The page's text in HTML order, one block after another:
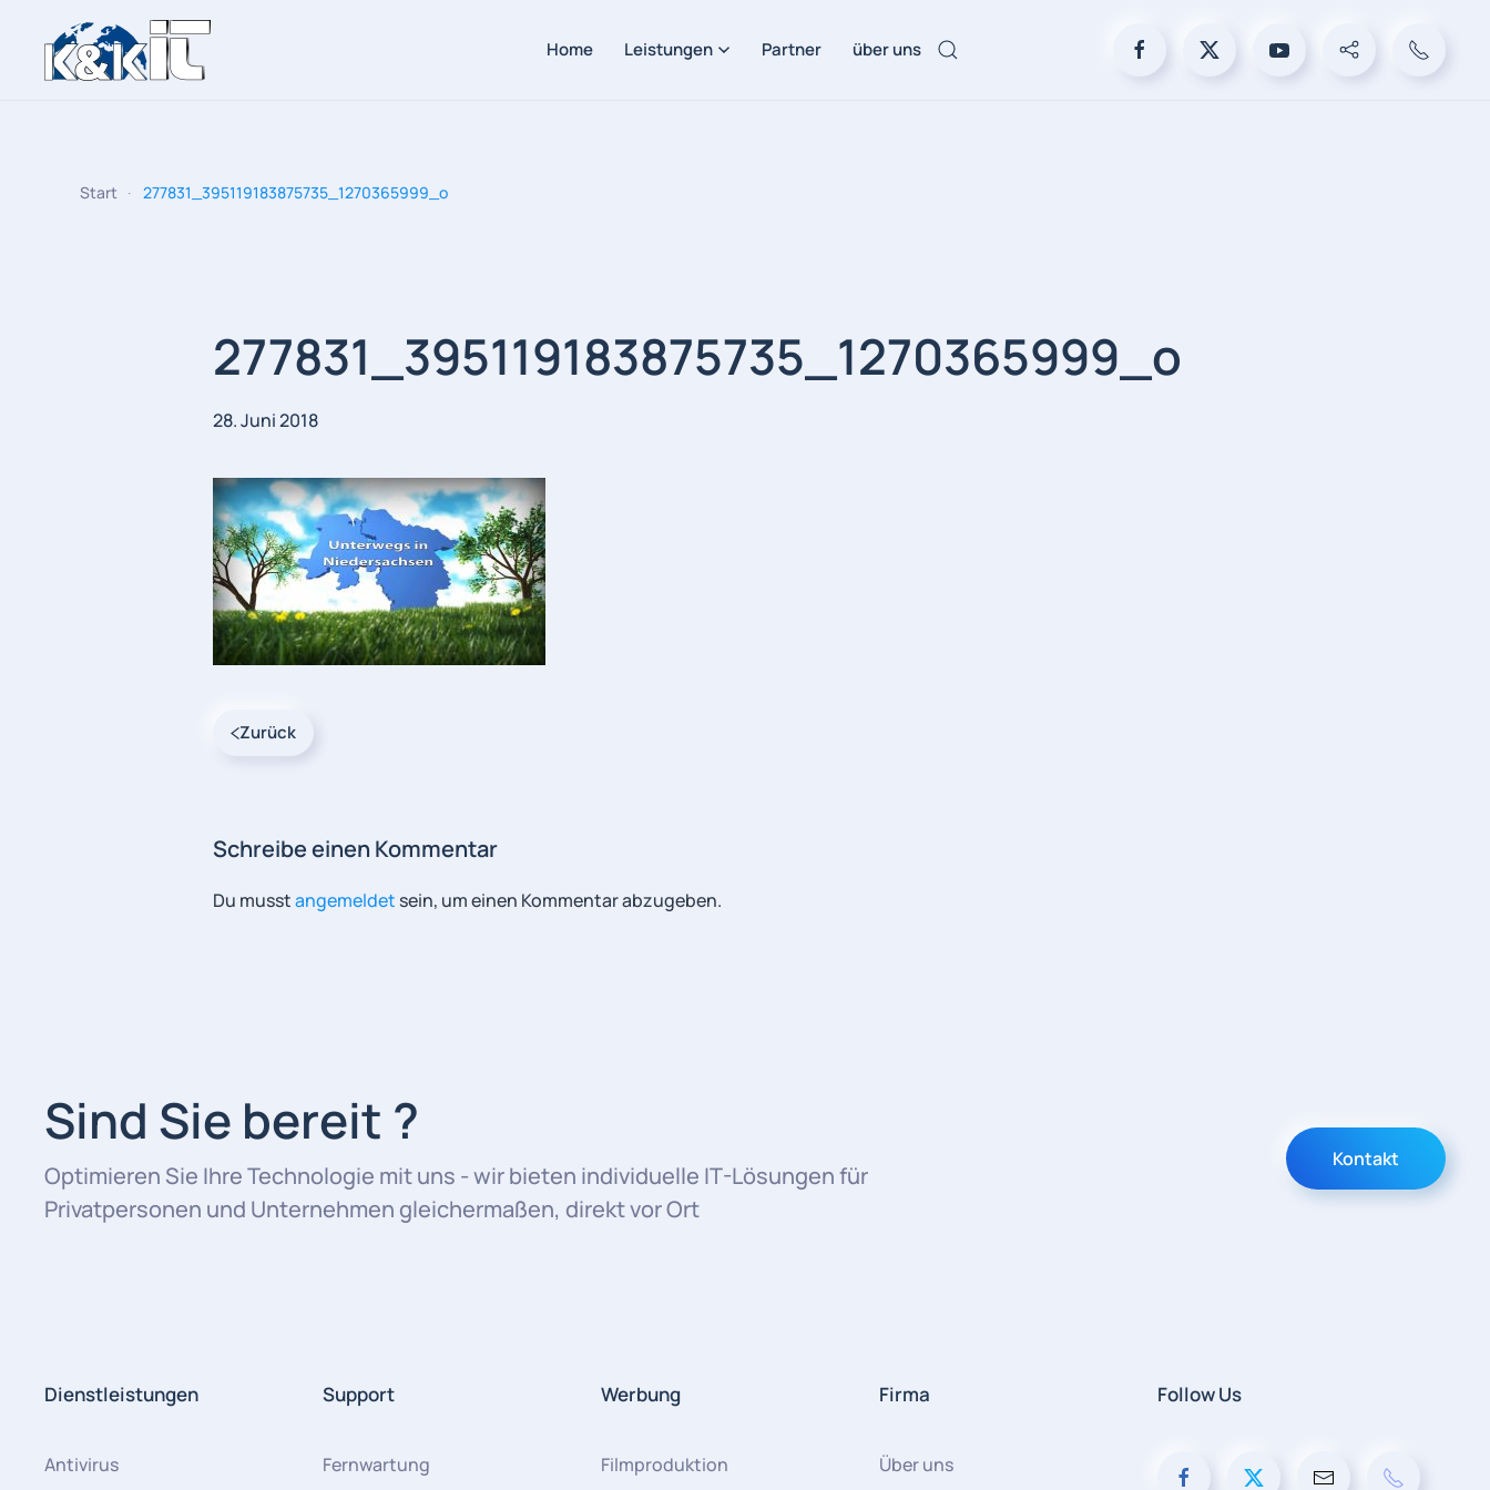
Zum Hauptinhalt springen
Home Leistungen Partner über uns
Start 277831_395119183875735_1270365999_o
277831_395119183875735_1270365999_o
28. Juni 2018
Zurück
Schreibe einen Kommentar
Du musstangemeldet sein, um einen Kommentar abzugeben.
Sind Sie bereit ?
Optimieren Sie Ihre Technologie mit uns - wir bieten individuelle IT-Lösungen für
Privatpersonen und Unternehmen gleichermaßen, direkt vor Ort
Kontakt
Dienstleistungen
Antivirus
Support
Fernwartung
Werbung
Filmproduktion
Firma
Über uns
Follow Us